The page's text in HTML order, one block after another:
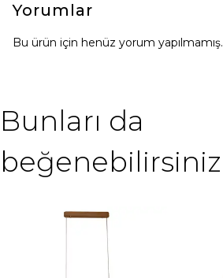
Yorumlar
Bu ürün için henüz yorum yapılmamış.
Bunları da
beğenebilirsiniz